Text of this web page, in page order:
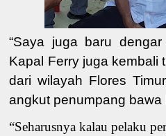
“Saya juga baru
Kapal Ferry juga kembali
dari wilayah Flores Timur
angkut penumpang bawa
“Seharusnya kalau pelaku